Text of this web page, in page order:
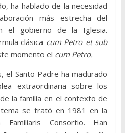
ha hablado de la necesidad
más estrecha del
el gobierno de la Iglesia.
clásica cum Petro et sub
momento el cum Petro.
el Santo Padre ha madurado
extraordinaria sobre los
la familia en el contexto de
tema se trató en 1981 en la
Familiaris Consortio. Han